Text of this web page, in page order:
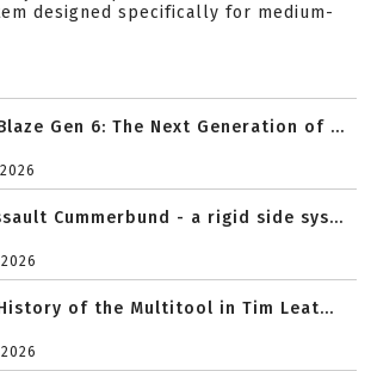
designed specifically for medium-
Gen 6: The Next Generation of ...
Cummerbund - a rigid side sys...
of the Multitool in Tim Leat...